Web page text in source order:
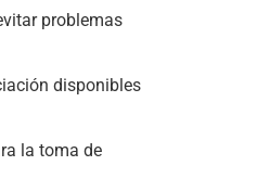
problemas
disponibles
la toma de